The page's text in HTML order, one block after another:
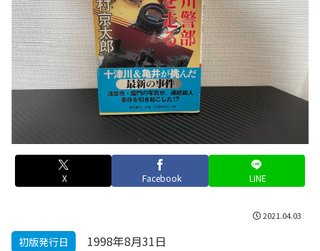
X Facebook LINE
2021.04.03
初版発行日 1998年8月31日